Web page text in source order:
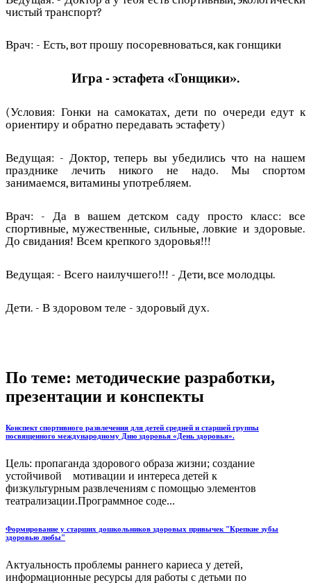
чистый транспорт?
Врач: - Есть, вот прошу посоревноваться, как гонщики
Игра - эстафета «Гонщики».
(Условия: Гонки на самокатах, дети по очереди едут к
ориентиру и обратно передавать эстафету)
Ведущая: - Доктор, теперь вы убедились что на нашем
празднике лечить никого не надо. Мы спортом
занимаемся, витамины употребляем.
Врач: - Да в вашем детском саду просто класс: все
спортивные, мужественные, сильные, ловкие и здоровые.
До свидания! Всем крепкого здоровья!!!
Ведущая: - Всего наилучшего!!! - Дети, все молодцы.
Дети. - В здоровом теле - здоровый дух.
По теме: методические разработки,
презентации и конспекты
Конспект спортивного развлечения для детей средней и старшей группы
посвященного международному Дню здоровья «День здоровья».
Цель: пропаганда здорового образа жизни; создание
устойчивой мотивации и интереса детей к
физкультурным развлечениям с помощью элементов
театрализации.Программное соде...
Формирование у старших дошкольников здоровых привычек "Крепкие зубы
здоровью любы"
Актуальность проблемы раннего кариеса у детей,
информационные ресурсы для работы с детьми по